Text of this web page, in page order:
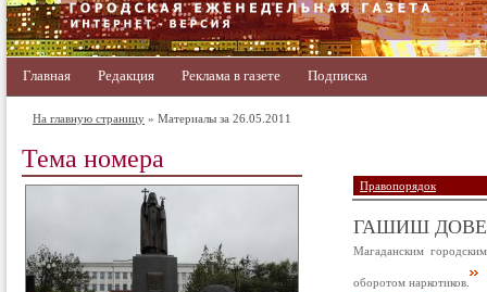
Главная Редакция Реклама в газете Подписка
На главную страницу » Материалы за 26.05.2011
Тема номера
Правопорядок
ГАШИШ
Магаданским
оборотом наркотиков.